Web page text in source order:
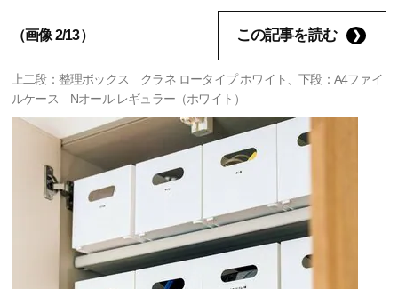
（画像 2/13） この記事を読む
上二段：整理ボックス クラネ ロータイプ ホワイト、下段：A4ファイ
ルケース Nオール レギュラー（ホワイト）